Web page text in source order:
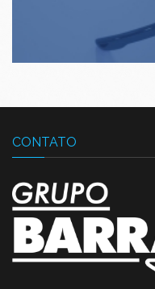
CONTATO